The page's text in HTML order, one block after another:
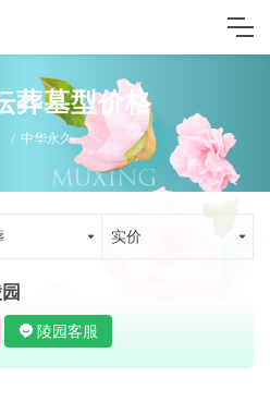
葬墓型价格
中华永久陵园
实价
陵园客服